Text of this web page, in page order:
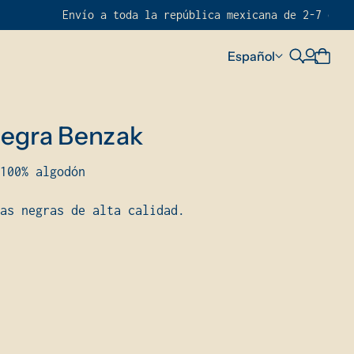
a toda la república mexicana de 2-7 días hábiles por
Español
Benzak
algodón
negras de alta calidad.